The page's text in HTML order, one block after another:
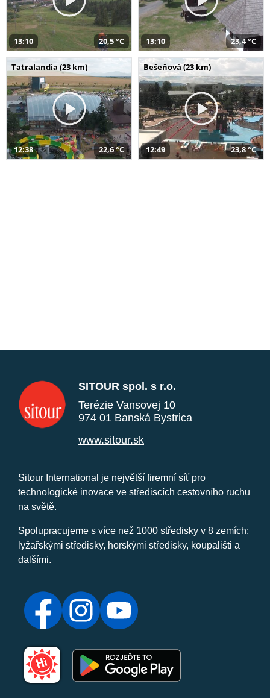
13:10 20,5 °C 13:10 23,4 °C
Tatralandia (23 km)
12:38 22,6 °C
Bešeňová (23 km)
12:49 23,8 °C
SITOUR spol. s r.o.
Terézie Vansovej 10
974 01 Banská Bystrica
www.sitour.sk
Sitour International je největší firemní síť pro
technologické inovace ve střediscích cestovního ruchu
na světě.
Spolupracujeme s více než 1000 středisky v 8 zemích:
lyžařskými středisky, horskými středisky, koupališti a
dalšími.